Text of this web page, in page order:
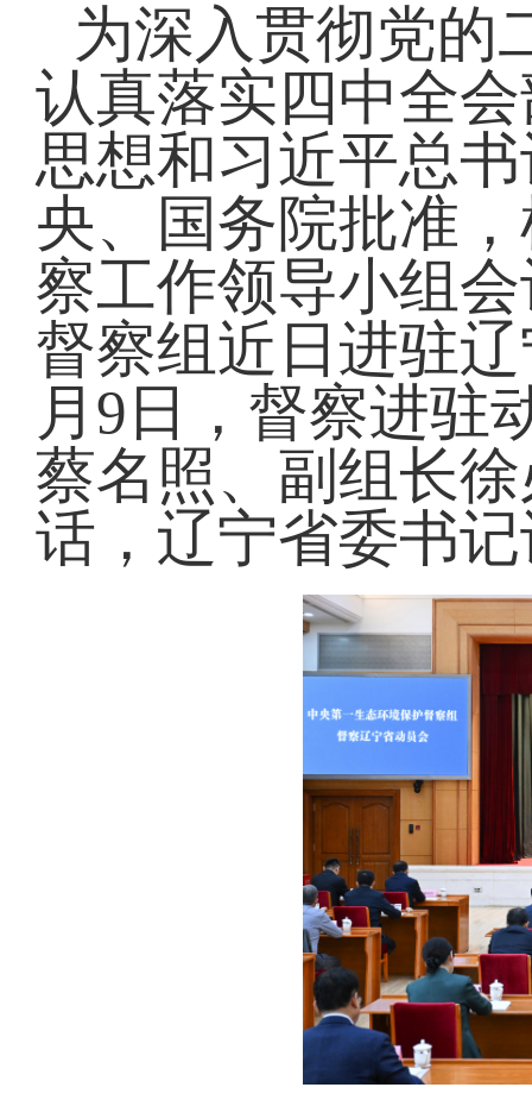
为深入贯彻党的
认真落实四中全
思想和习近平总
央、国务院批准
察工作领导小组
督察组近日进驻
月9日，督察进驻
蔡名照、副组长
话，辽宁省委书